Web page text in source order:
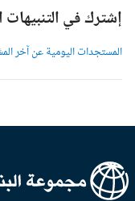
إشترك في التنبيهات
المستجدات اليومية عن آخر